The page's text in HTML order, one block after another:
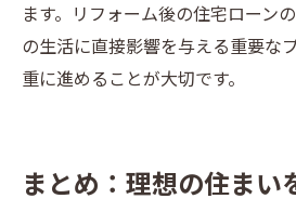
ます。リフォーム後の住宅ローン
の生活に直接影響を与える重要な
重に進めることが大切です。
まとめ：理想の住まい